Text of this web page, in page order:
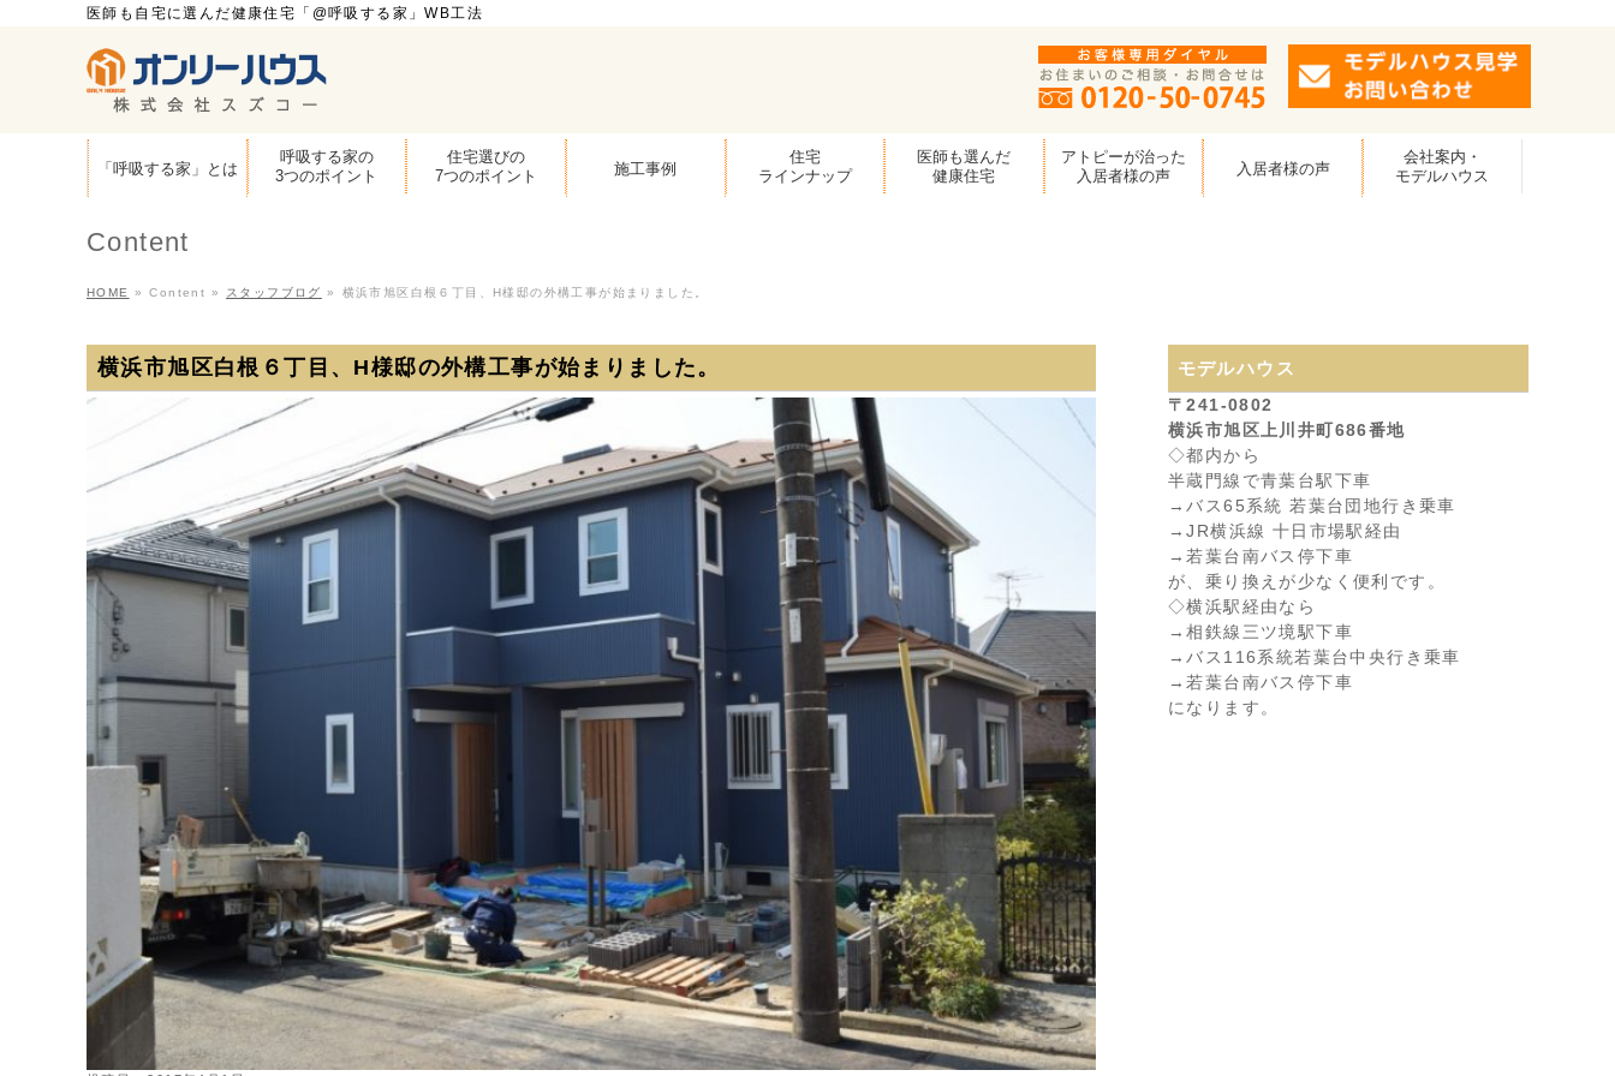
医師も自宅に選んだ健康住宅「@呼吸する家」WB工法
「呼吸する家」とは
呼吸する家の
3つのポイント
住宅選びの
7つのポイント
施工事例
住宅
ラインナップ
医師も選んだ
健康住宅
アトピーが治った
入居者様の声
入居者様の声
会社案内・
モデルハウス
Content
HOME » Content » スタッフブログ » 横浜市旭区白根６丁目、H様邸の外構工事が始まりました。
横浜市旭区白根６丁目、H様邸の外構工事が始まりました。 モデルハウス
〒241-0802
横浜市旭区上川井町686番地
◇都内から
半蔵門線で青葉台駅下車
→バス65系統 若葉台団地行き乗車
→JR横浜線 十日市場駅経由
→若葉台南バス停下車
が、乗り換えが少なく便利です。
◇横浜駅経由なら
→相鉄線三ツ境駅下車
→バス116系統若葉台中央行き乗車
→若葉台南バス停下車
になります。